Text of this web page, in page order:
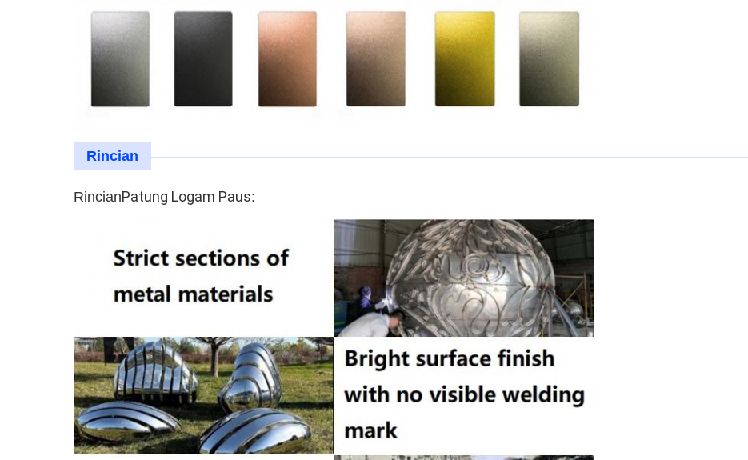
Rincian
RincianPatung Logam Paus: